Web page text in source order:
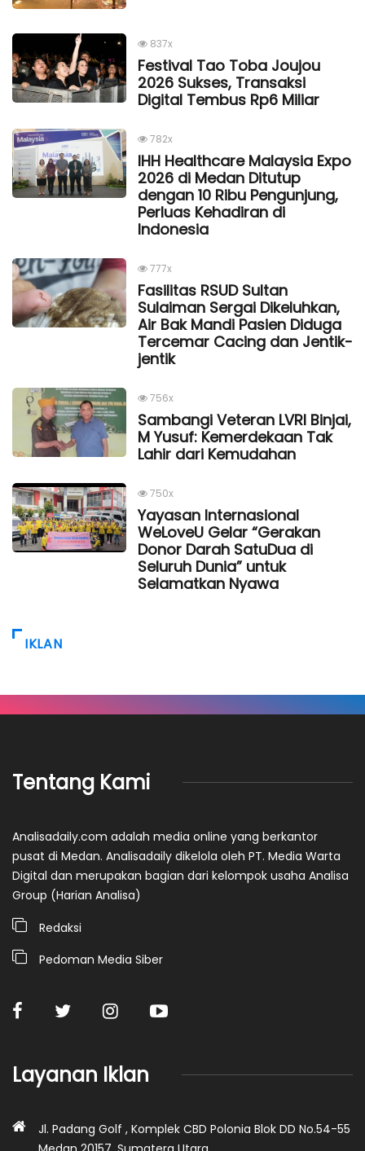
837x
Festival Tao Toba Joujou
2026 Sukses, Transaksi
Digital Tembus Rp6 Miliar
782x
IHH Healthcare Malaysia Expo
2026 di Medan Ditutup
dengan 10 Ribu Pengunjung,
Perluas Kehadiran di
Indonesia
777x
Fasilitas RSUD Sultan
Sulaiman Sergai Dikeluhkan,
Air Bak Mandi Pasien Diduga
Tercemar Cacing dan Jentik-
jentik
756x
Sambangi Veteran LVRI Binjai,
M Yusuf: Kemerdekaan Tak
Lahir dari Kemudahan
750x
Yayasan Internasional
WeLoveU Gelar “Gerakan
Donor Darah SatuDua di
Seluruh Dunia” untuk
Selamatkan Nyawa
IKLAN
Tentang Kami
Analisadaily.com adalah media online yang berkantor
pusat di Medan. Analisadaily dikelola oleh PT. Media Warta
Digital dan merupakan bagian dari kelompok usaha Analisa
Group (Harian Analisa)
Redaksi
Pedoman Media Siber
Layanan Iklan
Jl. Padang Golf , Komplek CBD Polonia Blok DD No.54-55